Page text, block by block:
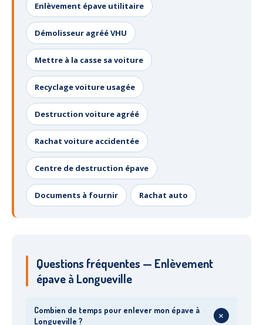
Enlèvement épave utilitaire
Démolisseur agréé VHU
Mettre à la casse sa voiture
Recyclage voiture usagée
Destruction voiture agréé
Rachat voiture accidentée
Centre de destruction épave
Documents à fournir Rachat auto
Questions fréquentes — Enlèvement
épave à Longueville
Combien de temps pour enlever mon épave à
Longueville ?
+